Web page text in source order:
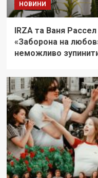
НОВИНИ
IRZA та Ваня
«Заборона на
неможливо